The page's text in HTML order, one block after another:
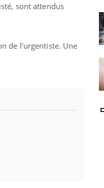
sont attendus
de l'urgentiste. Une